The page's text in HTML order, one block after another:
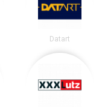
Datart